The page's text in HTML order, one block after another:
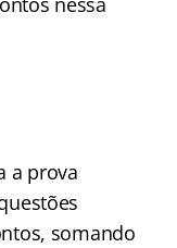
a prova
somando